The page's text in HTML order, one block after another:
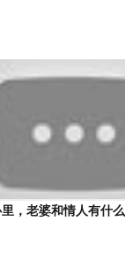
里，老婆和情人有什